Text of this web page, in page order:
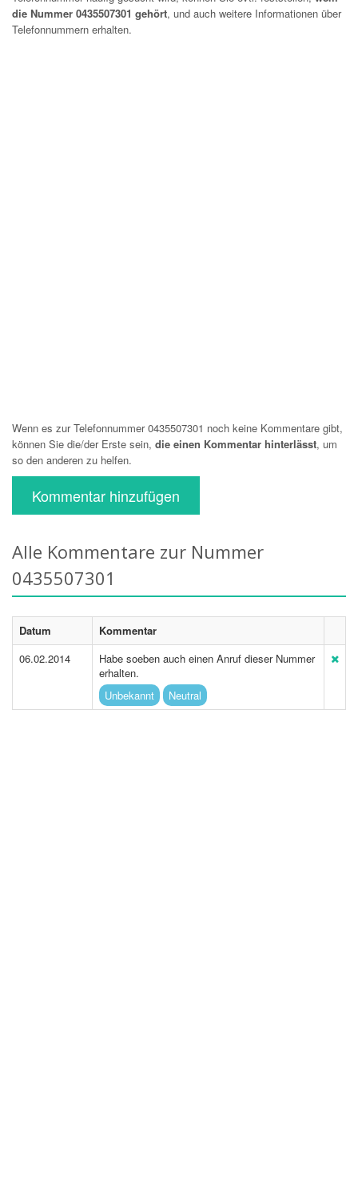
die Nummer 0435507301 gehört, und auch weitere Informationen über
Telefonnummern erhalten.
Wenn es zur Telefonnummer 0435507301 noch keine Kommentare gibt,
können Sie die/der Erste sein, die einen Kommentar hinterlässt, um
so den anderen zu helfen.
Kommentar hinzufügen
Alle Kommentare zur Nummer
0435507301
Datum
Kommentar
06.02.2014
Habe soeben auch einen Anruf dieser Nummer
erhalten.
Unbekannt
Neutral